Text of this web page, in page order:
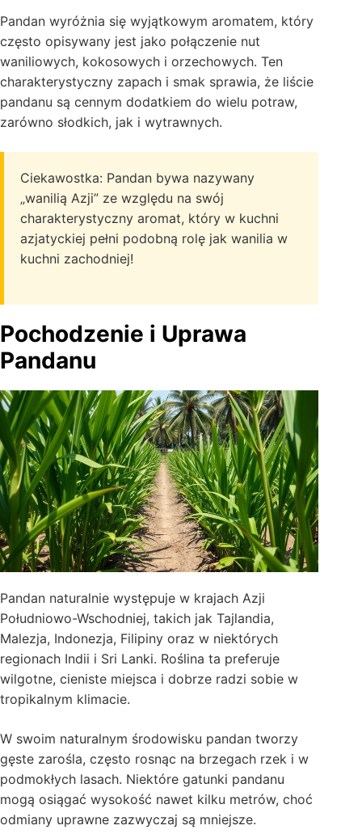
Pandan wyróżnia się wyjątkowym aromatem, który
często opisywany jest jako połączenie nut
waniliowych, kokosowych i orzechowych. Ten
charakterystyczny zapach i smak sprawia, że liście
pandanu są cennym dodatkiem do wielu potraw,
zarówno słodkich, jak i wytrawnych.
Ciekawostka: Pandan bywa nazywany
„wanilią Azji” ze względu na swój
charakterystyczny aromat, który w kuchni
azjatyckiej pełni podobną rolę jak wanilia w
kuchni zachodniej!
Pochodzenie i Uprawa
Pandanu
Pandan naturalnie występuje w krajach Azji
Południowo-Wschodniej, takich jak Tajlandia,
Malezja, Indonezja, Filipiny oraz w niektórych
regionach Indii i Sri Lanki. Roślina ta preferuje
wilgotne, cieniste miejsca i dobrze radzi sobie w
tropikalnym klimacie.
W swoim naturalnym środowisku pandan tworzy
gęste zarośla, często rosnąc na brzegach rzek i w
podmokłych lasach. Niektóre gatunki pandanu
mogą osiągać wysokość nawet kilku metrów, choć
odmiany uprawne zazwyczaj są mniejsze.